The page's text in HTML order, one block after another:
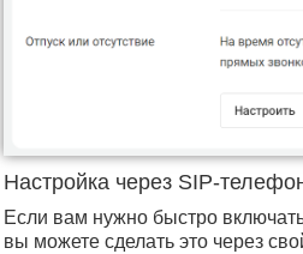
Настройка через SIP-
Если вам нужно быстро
вы можете сделать это через